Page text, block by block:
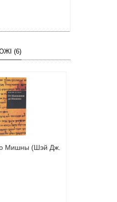
(6)
Мишны (Шэй Дж.